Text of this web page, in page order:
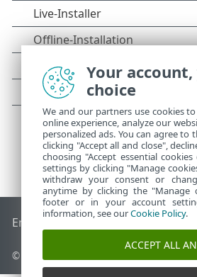
End of Life ESET Knowledgebase
© 1992 - 2025 ESET, spol. s r. o. - Alle
Your
choice
We and our partners use cookies
online experience, analyze our
personalized ads. You can agree to
clicking "Accept all and close",
choosing "Accept essential
settings by clicking "Manage
withdraw your consent or
anytime by clicking the "Manage
footer or in your account
information, see ourCookie Policy.
ACCEPT ALL